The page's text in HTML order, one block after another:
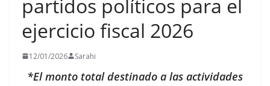
partidos políticos para el
ejercicio fiscal 2026
12/01/2026 Sarahi
*El monto total destinado a las actividades